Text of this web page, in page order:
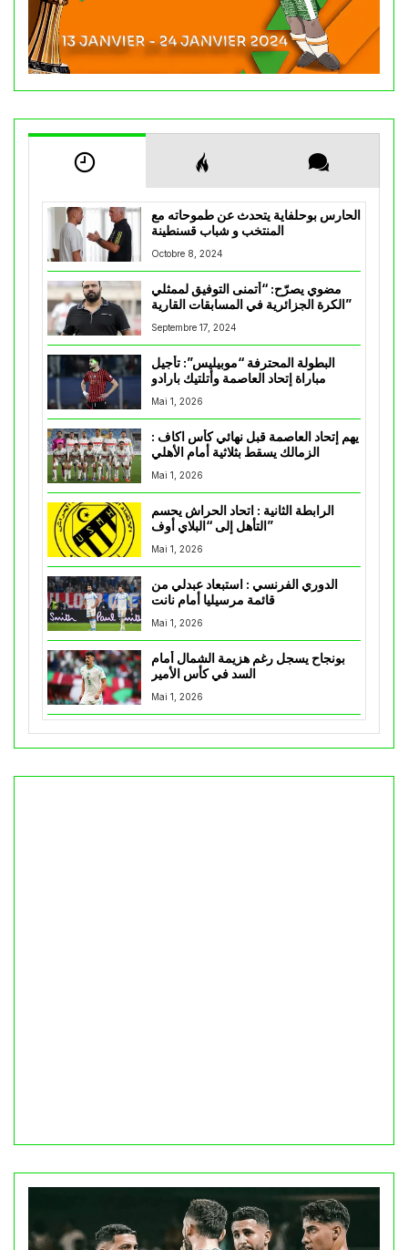
الحارس بوحلفاية يتحدث عن طموحاته مع
المنتخب و شباب قسنطينة
Octobre 8, 2024
مضوي يصرّح: “أتمنى التوفيق لممثلي
الكرة الجزائرية في المسابقات القارية”
Septembre 17, 2024
البطولة المحترفة “موبيليس”: تأجيل
مباراة إتحاد العاصمة وأتلتيك بارادو
Mai 1, 2026
يهم إتحاد العاصمة قبل نهائي كأس اكاف :
Mai 1, 2026
الرابطة الثانية : اتحاد الحراش يحسم
التأهل إلى “البلاي أوف”
Mai 1, 2026
الدوري الفرنسي : استبعاد عبدلي من
قائمة مرسيليا أمام نانت
Mai 1, 2026
بونجاح يسجل رغم هزيمة الشمال أمام
السد في كأس الأمير
Mai 1, 2026